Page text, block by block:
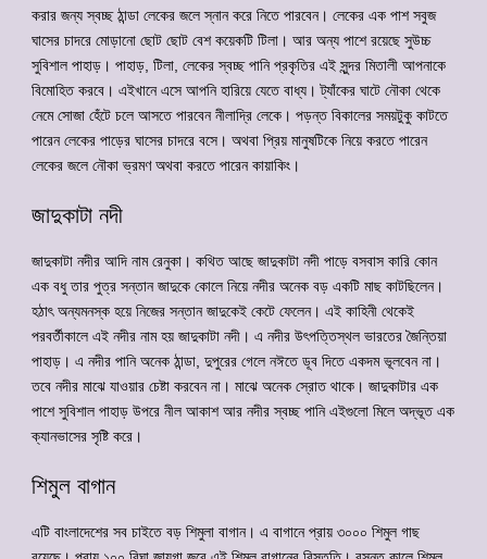
করার জন্য স্বচ্ছ ঠান্ডা লেকের জলে স্নান করে নিতে পারবেন। লেকের এক পাশ সবুজ
ঘাসের চাদরে মোড়ানো ছোট ছোট বেশ কয়েকটি টিলা। আর অন্য পাশে রয়েছে সুউচ্চ
সুবিশাল পাহাড়। পাহাড়, টিলা, লেকের স্বচ্ছ পানি প্রকৃতির এই সুন্দর মিতালী আপনাকে
বিমোহিত করবে। এইখানে এসে আপনি হারিয়ে যেতে বাধ্য। ট্যাঁকের ঘাটে নৌকা থেকে
নেমে সোজা হেঁটে চলে আসতে পারবেন নীলাদ্রি লেকে। পড়ন্ত বিকালের সময়টুকু কাটতে
পারেন লেকের পাড়ের ঘাসের চাদরে বসে। অথবা প্রিয় মানুষটিকে নিয়ে করতে পারেন
লেকের জলে নৌকা ভ্রমণ অথবা করতে পারেন কায়াকিং।
জাদুকাটা নদী
জাদুকাটা নদীর আদি নাম রেনুকা। কথিত আছে জাদুকাটা নদী পাড়ে বসবাস কারি কোন
এক বধু তার পুত্র সন্তান জাদুকে কোলে নিয়ে নদীর অনেক বড় একটি মাছ কাটছিলেন।
হঠাৎ অন্যমনস্ক হয়ে নিজের সন্তান জাদুকেই কেটে ফেলেন। এই কাহিনী থেকেই
পরবর্তীকালে এই নদীর নাম হয় জাদুকাটা নদী। এ নদীর উৎপত্তিস্থল ভারতের জৈন্তিয়া
পাহাড়। এ নদীর পানি অনেক ঠান্ডা, দুপুরের গেলে নঈতে ডূব দিতে একদম ভূলবেন না।
তবে নদীর মাঝে যাওয়ার চেষ্টা করবেন না। মাঝে অনেক স্রোত থাকে। জাদুকাটার এক
পাশে সুবিশাল পাহাড় উপরে নীল আকাশ আর নদীর স্বচ্ছ পানি এইগুলো মিলে অদ্ভূত এক
ক্যানভাসের সৃষ্টি করে।
শিমুল বাগান
এটি বাংলাদেশের সব চাইতে বড় শিমুলা বাগান। এ বাগানে প্রায় ৩০০০ শিমুল গাছ